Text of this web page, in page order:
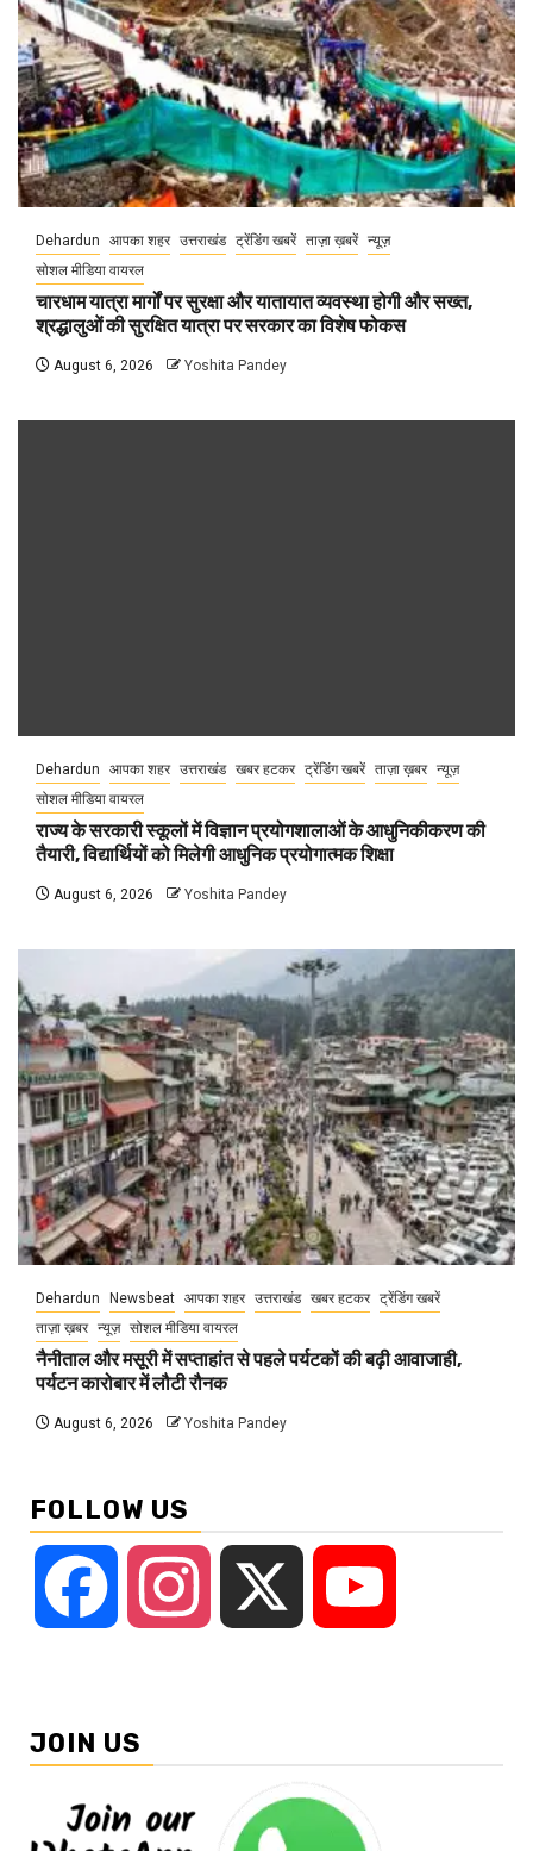
Dehardun आपका शहर उत्तराखंड ट्रेंडिंग खबरें ताज़ा ख़बरें न्यूज़
सोशल मीडिया वायरल
चारधाम यात्रा मार्गों पर सुरक्षा और यातायात व्यवस्था होगी और सख्त,
श्रद्धालुओं की सुरक्षित यात्रा पर सरकार का विशेष फोकस
August 6, 2026 Yoshita Pandey
Dehardun आपका शहर उत्तराखंड खबर हटकर ट्रेंडिंग खबरें ताज़ा ख़बर न्यूज़
सोशल मीडिया वायरल
राज्य के सरकारी स्कूलों में विज्ञान प्रयोगशालाओं के आधुनिकीकरण की
तैयारी, विद्यार्थियों को मिलेगी आधुनिक प्रयोगात्मक शिक्षा
August 6, 2026 Yoshita Pandey
Dehardun Newsbeat आपका शहर उत्तराखंड खबर हटकर ट्रेंडिंग खबरें
ताज़ा ख़बर न्यूज़ सोशल मीडिया वायरल
नैनीताल और मसूरी में सप्ताहांत से पहले पर्यटकों की बढ़ी आवाजाही,
पर्यटन कारोबार में लौटी रौनक
August 6, 2026 Yoshita Pandey
FOLLOW US
Facebook Instagram
JOIN US